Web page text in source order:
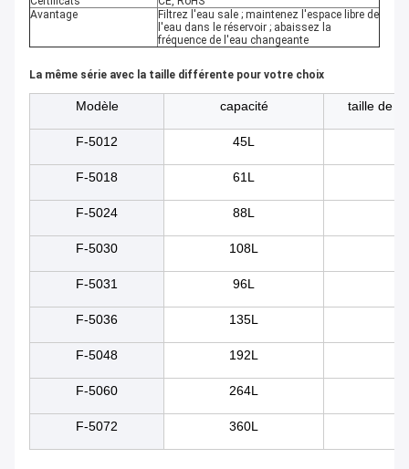
Avantage
Filtrez l'eau sale ; maintenez l'espace libre de
l'eau dans le réservoir ; abaissez la
fréquence de l'eau changeante
La même série avec la taille différente pour votre choix
Modèle capacité taille de
F-5012 45L
F-5018 61L
F-5024 88L
F-5030 108L
F-5031 96L
F-5036 135L
F-5048 192L
F-5060 264L
F-5072 360L